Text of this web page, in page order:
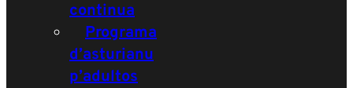
continua
Programa
d’asturianu
p’adultos